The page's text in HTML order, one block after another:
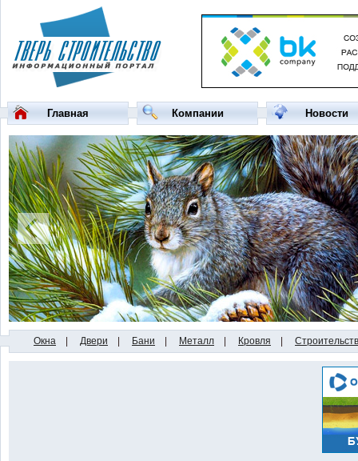
Главная Компании Новости
Окна Двери Бани Металл Кровля